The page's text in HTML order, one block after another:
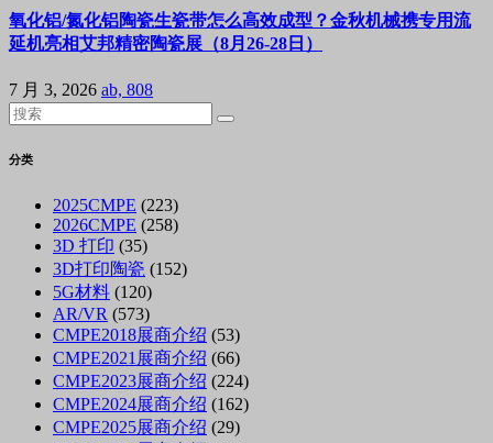
氧化铝/氮化铝陶瓷生瓷带怎么高效成型？金秋机械携专用流
延机亮相艾邦精密陶瓷展（8月26-28日）
7 月 3, 2026 ab, 808
分类
2025CMPE (223)
2026CMPE (258)
3D 打印 (35)
3D打印陶瓷 (152)
5G材料 (120)
AR/VR (573)
CMPE2018展商介绍 (53)
CMPE2021展商介绍 (66)
CMPE2023展商介绍 (224)
CMPE2024展商介绍 (162)
CMPE2025展商介绍 (29)